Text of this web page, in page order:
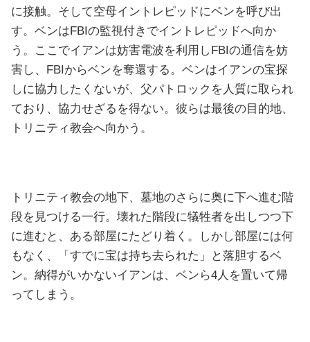
に接触。そして空母イントレピッドにベンを呼び出
す。ベンはFBIの監視付きでイントレピッドへ向か
う。ここでイアンは妨害電波を利用しFBIの通信を妨
害し、FBIからベンを奪還する。ベンはイアンの宝探
しに協力したくないが、父パトロックを人質に取られ
ており、協力せざるを得ない。彼らは最後の目的地、
トリニティ教会へ向かう。
トリニティ教会の地下、墓地のさらに奥に下へ進む階
段を見つける一行。壊れた階段に犠牲者を出しつつ下
に進むと、ある部屋にたどり着く。しかし部屋には何
もなく、「すでに宝は持ち去られた」と落胆するベ
ン。納得がいかないイアンは、ベンら4人を置いて帰
ってしまう。